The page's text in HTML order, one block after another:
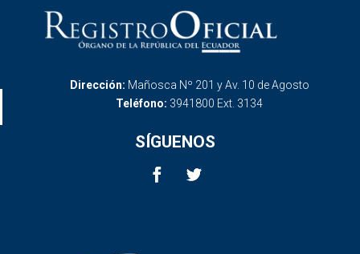
Dirección: Mañosca Nº 201 y Av. 10 de Agosto
Teléfono: 3941800 Ext. 3134
SÍGUENOS